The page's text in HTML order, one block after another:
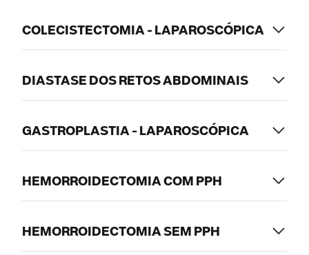
COLECISTECTOMIA - LAPAROSCÓPICA
DIASTASE DOS RETOS ABDOMINAIS
GASTROPLASTIA - LAPAROSCÓPICA
HEMORROIDECTOMIA COM PPH
HEMORROIDECTOMIA SEM PPH